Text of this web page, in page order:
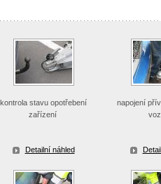
kontrola stavu opotřebení
zařízení
Detailní náhled
napojení